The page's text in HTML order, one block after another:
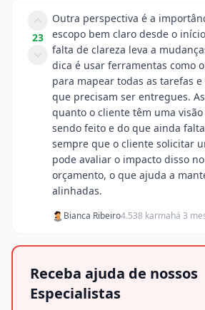
23
Outra perspectiva é a
escopo bem claro desde o
falta de clareza leva a
dica é usar ferramentas como
para mapear todas as tarefas
que precisam ser entregues.
quanto o cliente têm uma
sendo feito e do que ainda
sempre que o cliente solicitar
pode avaliar o impacto disso
orçamento, o que ajuda a
alinhadas.
Bianca Ribeiro4.538 karmahá 3
Receba ajuda de nossos
Especialistas